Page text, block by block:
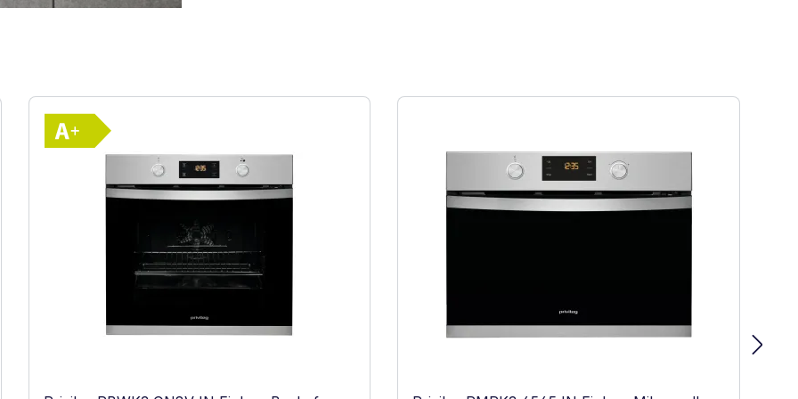
Effizienz (A+++ bis D)